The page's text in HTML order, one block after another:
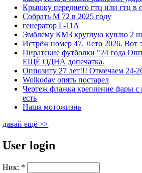
Крышку переднего гтц или гтц в
Собрать М 72 в 2025 году
генератор Г-11А
Эмблему КМЗ круглую куплю 2
Истрёж номер 47. Лето 2026. Вот
Пиратские футболки "24 года
ЕЩЁ ОДНА допечатка.
Оппозиту 27 лет!!! Отмечаем 24-
Wolkodav опять постарел
Чертеж флажка крепление фары с
есть
Наша мотожизнь
давай ещё >>
User login
Ник: *